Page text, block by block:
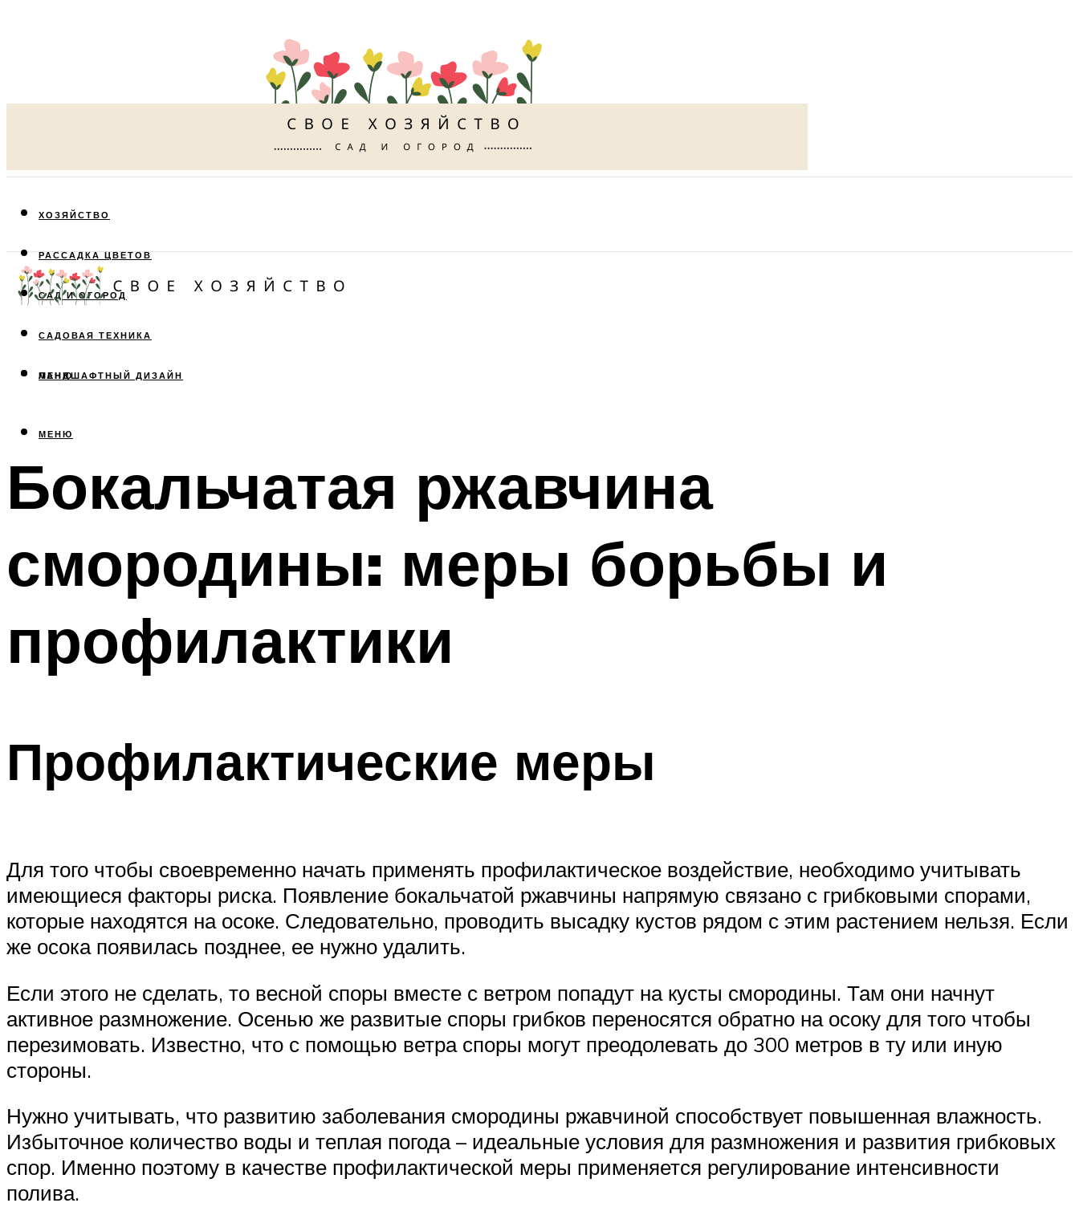
ХОЗЯЙСТВО
РАССАДКА ЦВЕТОВ
САД И ОГОРОД
САДОВАЯ ТЕХНИКА
ЛАНДШАФТНЫЙ ДИЗАЙН
МЕНЮ
МЕНЮ
Бокальчатая ржавчина
смородины: меры борьбы и
профилактики
Профилактические меры
Для того чтобы своевременно начать применять профилактическое воздействие, необходимо учитывать
имеющиеся факторы риска. Появление бокальчатой ржавчины напрямую связано с грибковыми спорами,
которые находятся на осоке. Следовательно, проводить высадку кустов рядом с этим растением нельзя. Если
же осока появилась позднее, ее нужно удалить.
Если этого не сделать, то весной споры вместе с ветром попадут на кусты смородины. Там они начнут
активное размножение. Осенью же развитые споры грибков переносятся обратно на осоку для того чтобы
перезимовать. Известно, что с помощью ветра споры могут преодолевать до 300 метров в ту или иную
стороны.
Нужно учитывать, что развитию заболевания смородины ржавчиной способствует повышенная влажность.
Избыточное количество воды и теплая погода – идеальные условия для размножения и развития грибковых
спор. Именно поэтому в качестве профилактической меры применяется регулирование интенсивности
полива.